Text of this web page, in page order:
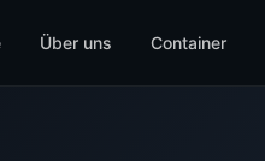
Über uns Container